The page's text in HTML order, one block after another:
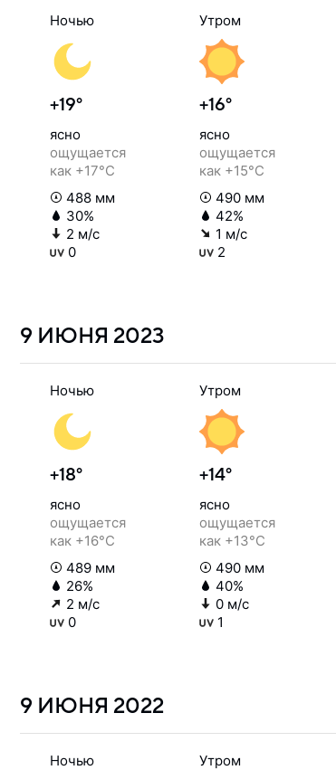
Ночью
+19°
ясно
ощущается
как +17°C
488 мм
30%
2 м/с
0
Утром
+16°
ясно
ощущается
как +15°C
490 мм
42%
1 м/с
2
9 ИЮНЯ 2023
Ночью
+18°
ясно
ощущается
как +16°C
489 мм
26%
2 м/с
0
Утром
+14°
ясно
ощущается
как +13°C
490 мм
40%
0 м/с
1
9 ИЮНЯ 2022
Ночью Утром